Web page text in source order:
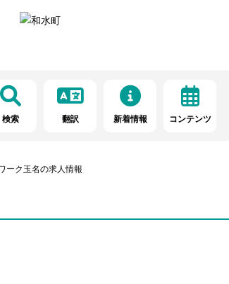
検索 翻訳 新着情報 コンテンツ
ーク玉名の求人情報